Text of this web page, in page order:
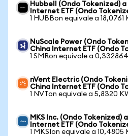
Hubbell (Ondo Tokenized)
Internet ETF (Ondo
1 HUBBon equivale a 18,0761
NuScale Power (Ondo
China Internet ETF (Ondo
1 SMRon equivale a
nVent Electric (Ondo
China Internet ETF (Ondo
1 NVTon equivale a 5,8320
MKS Inc. (Ondo Tokenized)
Internet ETF (Ondo
1 MKSIon equivale a 10,4805